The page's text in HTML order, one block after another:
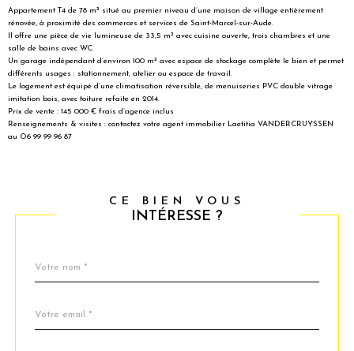
Appartement T4 de 78 m² situé au premier niveau d’une maison de village entièrement
rénovée, à proximité des commerces et services de Saint-Marcel-sur-Aude.
Il offre une pièce de vie lumineuse de 33,5 m² avec cuisine ouverte, trois chambres et une
salle de bains avec WC.
Un garage indépendant d’environ 100 m² avec espace de stockage complète le bien et permet
différents usages : stationnement, atelier ou espace de travail.
Le logement est équipé d’une climatisation réversible, de menuiseries PVC double vitrage
imitation bois, avec toiture refaite en 2014.
Prix de vente : 145 000 € frais d’agence inclus
Renseignements & visites : contactez votre agent immobilier Laetitia VANDERCRUYSSEN
au O6 99 99 96 87
CE BIEN VOUS
INTÉRESSE ?
*
*